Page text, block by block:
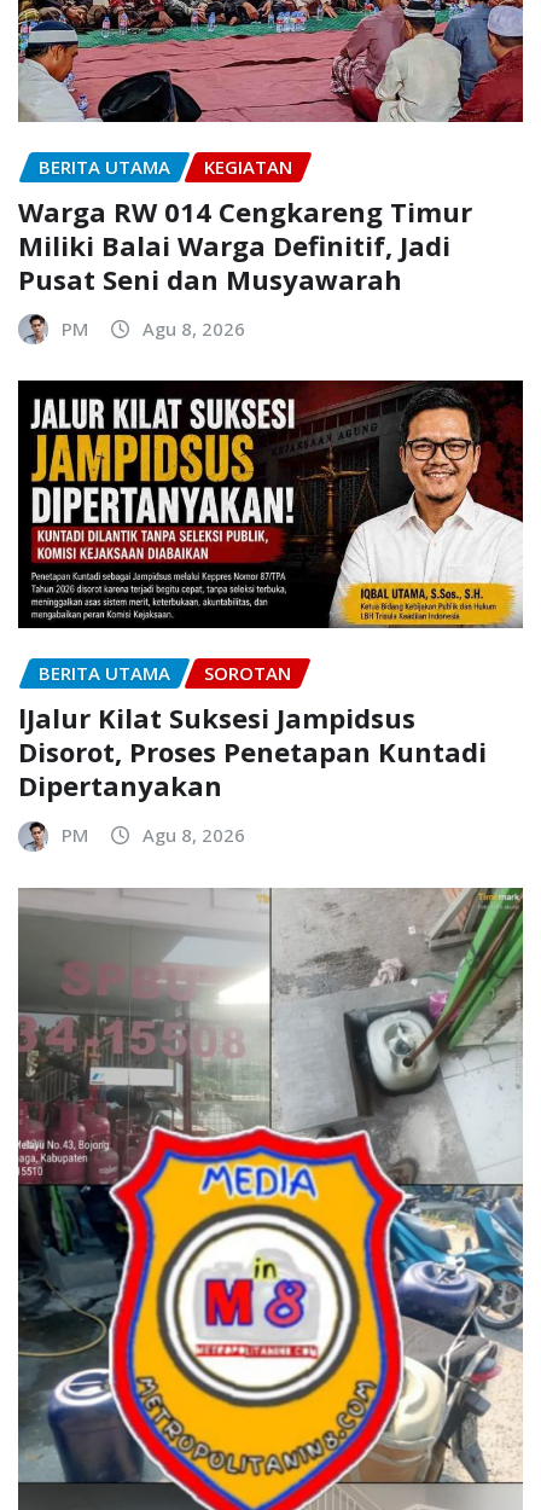
BERITA UTAMA KEGIATAN
Warga RW 014 Cengkareng Timur
Miliki Balai Warga Definitif, Jadi
Pusat Seni dan Musyawarah
PM Agu 8, 2026
BERITA UTAMA SOROTAN
lJalur Kilat Suksesi Jampidsus
Disorot, Proses Penetapan Kuntadi
Dipertanyakan
PM Agu 8, 2026